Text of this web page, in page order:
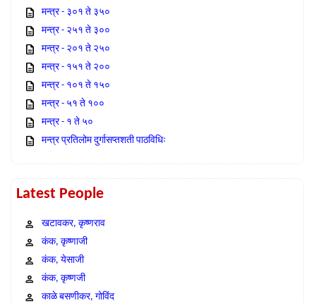
मन्त्र - ३०१ ते ३५०
मन्त्र - २५१ ते ३००
मन्त्र - २०१ ते २५०
मन्त्र - १५१ ते २००
मन्त्र - १०१ ते १५०
मन्त्र - ५१ ते १००
मन्त्र - १ ते ५०
मन्त्र प्रतिलोम दुर्गासप्तशती पाठविधिः
Latest People
खटावकर, कृष्णराव
कंक, कृष्णाजी
कंक, येसाजी
कंक, कृष्णजी
काळे बसणीकर, गोविंद